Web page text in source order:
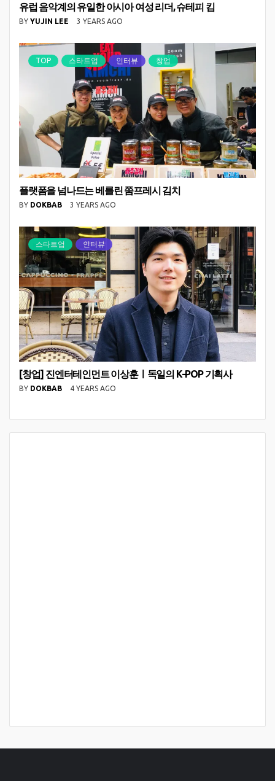
유럽 음악계의 유일한 아시아 여성 리더, 슈테피 킴
BY YUJIN LEE 3 YEARS AGO
TOP 스타트업 인터뷰 창업
플랫폼을 넘나드는 베를린 쭘프레시 김치
BY DOKBAB 3 YEARS AGO
스타트업 인터뷰
[창업] 진엔터테인먼트 이상훈ㅣ독일의 K-POP 기획사
BY DOKBAB 4 YEARS AGO